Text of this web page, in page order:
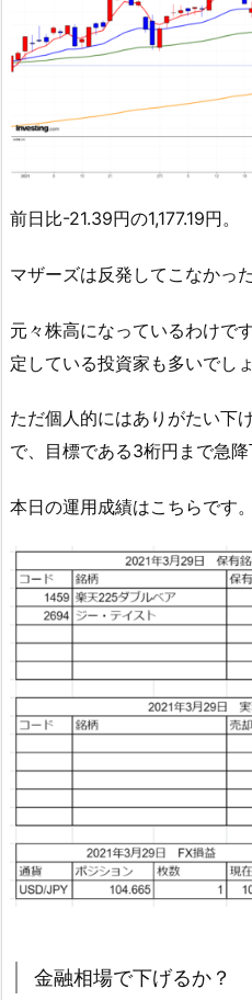
前日比-21.39円の1,177.19円。
マザーズは反発してこなかった
元々株高になっているわけで
定している投資家も多いでしょ
ただ個人的にはありがたい下
で、目標である3桁円まで急降
本日の運用成績はこちらです。
金融相場で下げるか？